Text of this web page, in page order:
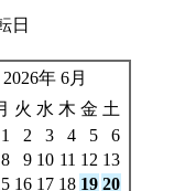
日
2026年 6月
火 水 木 金 土
1
2 3 4 5
6
8 9 10 11 12 13
16 17 18 19 20